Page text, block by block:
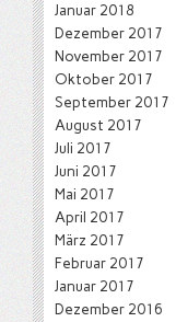
Januar 2018
Dezember 2017
November 2017
Oktober 2017
September 2017
August 2017
Juli 2017
Juni 2017
Mai 2017
April 2017
März 2017
Februar 2017
Januar 2017
Dezember 2016